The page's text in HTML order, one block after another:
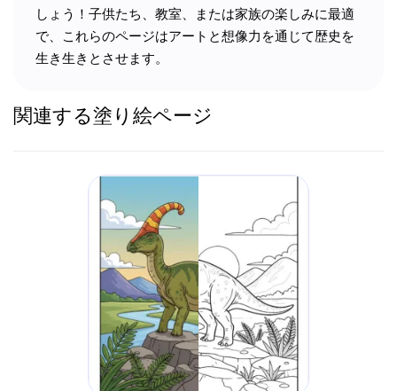
しょう！子供たち、教室、または家族の楽しみに最適
で、これらのページはアートと想像力を通じて歴史を
生き生きとさせます。
関連する塗り絵ページ